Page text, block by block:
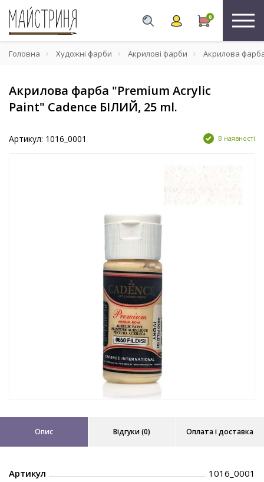
0
Головна Художні фарби Акрилові фарби Акрилова
Акрилова фарба "Premium Acrylic
Paint" Cadence БІЛИЙ, 25 ml.
Артикул: 1016_0001 В наявності
Опис Відгуки (0) Оплата і доставка
Артикул
1016_0001